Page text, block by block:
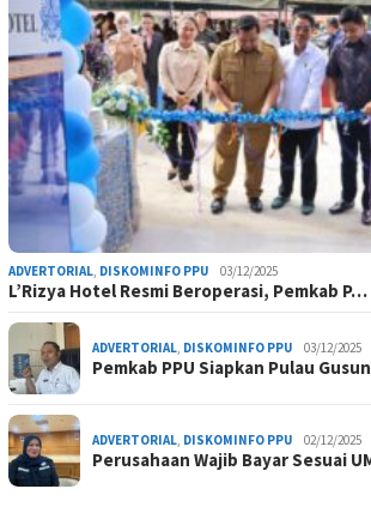
ADVERTORIAL DISKOMINFO PPU 03/12/2025
L’Rizya Hotel Resmi Beroperasi, Pemkab P…
ADVERTORIAL DISKOMINFO PPU 03/12/2025
Pemkab PPU Siapkan Pulau
ADVERTORIAL DISKOMINFO PPU 02/12/2025
Perusahaan Wajib Bayar Sesuai